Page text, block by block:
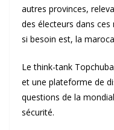
autres provinces,
des électeurs dans
si besoin est, la
Le think-tank
et une plateforme de
questions de la
sécurité.